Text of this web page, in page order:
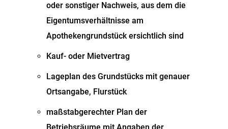
oder sonstiger Nachweis, aus dem die
Eigentumsverhältnisse am
Apothekengrundstück ersichtlich sind
Kauf- oder Mietvertrag
Lageplan des Grundstücks mit genauer
Ortsangabe, Flurstück
maßstabgerechter Plan der